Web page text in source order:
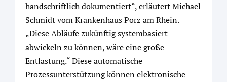
handschriftlich dokumentiert“, erläutert Michael
Schmidt vom Krankenhaus Porz am Rhein.
„Diese Abläufe zukünftig systembasiert
abwickeln zu können, wäre eine große
Entlastung.“ Diese automatische
Prozessunterstützung können elektronische